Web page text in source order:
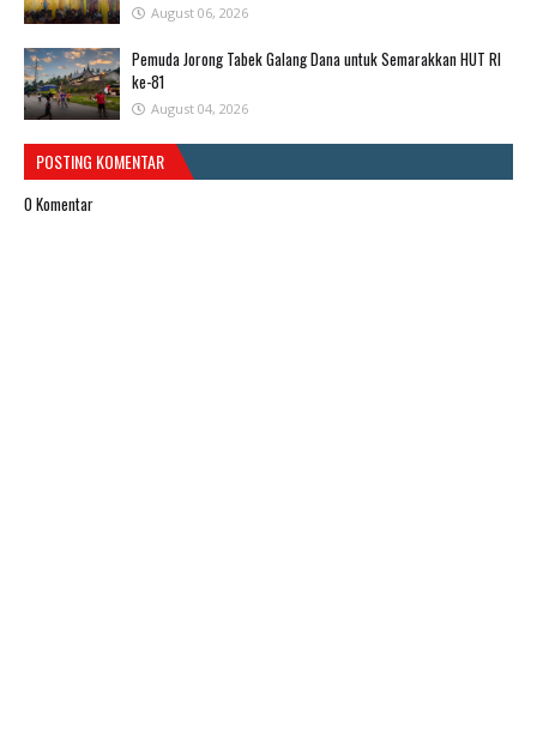
August 06, 2026
Pemuda Jorong Tabek Galang Dana untuk Semarakkan HUT RI
ke-81
August 04, 2026
POSTING KOMENTAR
0 Komentar